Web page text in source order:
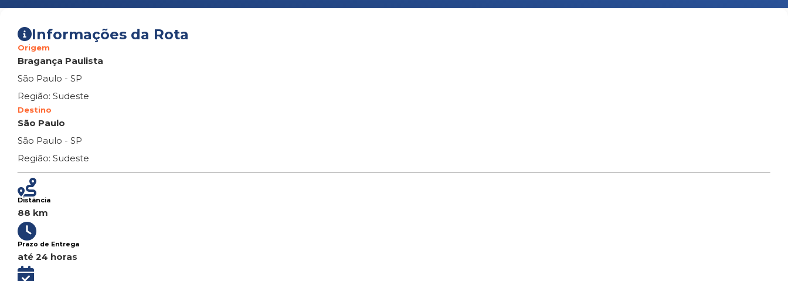
Informações da Rota
Origem
Bragança Paulista
São Paulo - SP
Região: Sudeste
Destino
São Paulo
São Paulo - SP
Região: Sudeste
Distância
88 km
Prazo de Entrega
até 24 horas